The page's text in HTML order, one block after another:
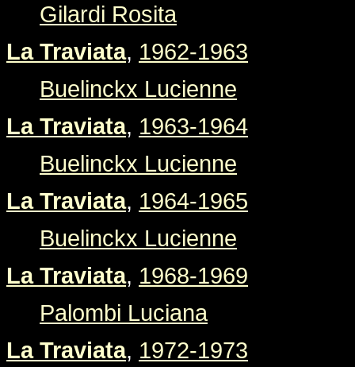
Gilardi Rosita
La Traviata, 1962-1963
Buelinckx Lucienne
La Traviata, 1963-1964
Buelinckx Lucienne
La Traviata, 1964-1965
Buelinckx Lucienne
La Traviata, 1968-1969
Palombi Luciana
La Traviata, 1972-1973